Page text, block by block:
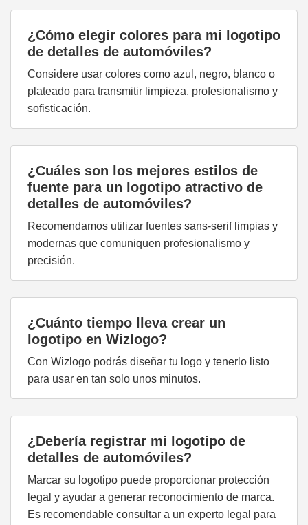
¿Cómo elegir colores para mi logotipo
de detalles de automóviles?
Considere usar colores como azul, negro, blanco o
plateado para transmitir limpieza, profesionalismo y
sofisticación.
¿Cuáles son los mejores estilos de
fuente para un logotipo atractivo de
detalles de automóviles?
Recomendamos utilizar fuentes sans-serif limpias y
modernas que comuniquen profesionalismo y
precisión.
¿Cuánto tiempo lleva crear un
logotipo en Wizlogo?
Con Wizlogo podrás diseñar tu logo y tenerlo listo
para usar en tan solo unos minutos.
¿Debería registrar mi logotipo de
detalles de automóviles?
Marcar su logotipo puede proporcionar protección
legal y ayudar a generar reconocimiento de marca.
Es recomendable consultar a un experto legal para